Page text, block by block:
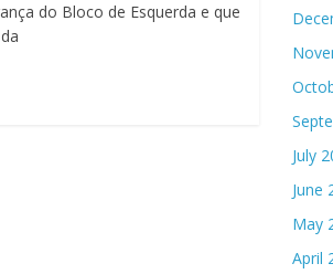
do Bloco de Esquerda e que
July
June
May
April